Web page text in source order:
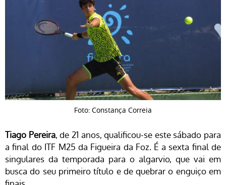
Foto: Constança Correia
Tiago Pereira, de 21 anos, qualificou-se este sábado para
a final do ITF M25 da Figueira da Foz. É a sexta final de
singulares da temporada para o algarvio, que vai em
busca do seu primeiro título e de quebrar o enguiço em